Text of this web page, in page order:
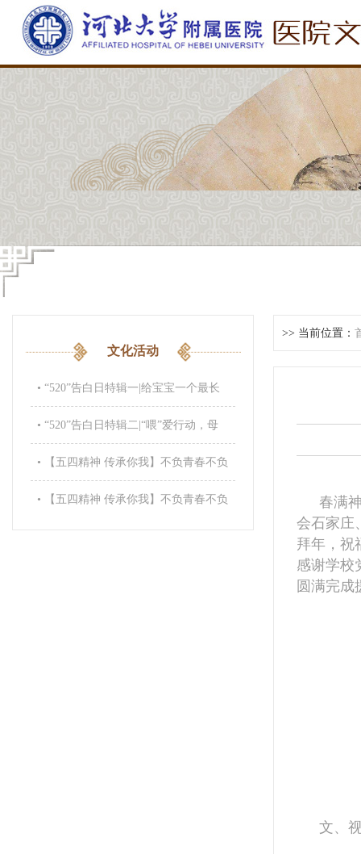
文化活动
• “520”告白日特辑一|给宝宝一个最长
情的..
• “520”告白日特辑二|“喂”爱行动，母
爱..
• 【五四精神 传承你我】不负青春不负
梦，河大..
• 【五四精神 传承你我】不负青春不负
>> 当前位置：
春满
会石家庄
拜年，祝
感谢学校
圆满完
文、